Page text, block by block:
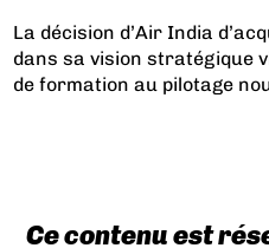
La décision d’Air India
dans sa vision stratégique
de formation au pilotage
Ce contenu est